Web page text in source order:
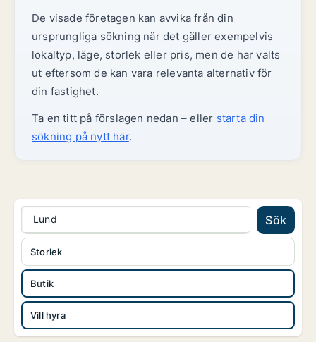
De visade företagen kan avvika från din
ursprungliga sökning när det gäller exempelvis
lokaltyp, läge, storlek eller pris, men de har valts
ut eftersom de kan vara relevanta alternativ för
din fastighet.
Ta en titt på förslagen nedan – eller starta din
sökning på nytt här.
Lund Sök
Butik
Vill hyra
Storlek